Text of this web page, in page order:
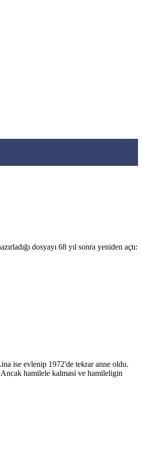
dosyayı 68 yıl sonra yeniden açtı:
ise evlenip 1972'de tekrar anne oldu.
Ancak hamilele kalmasi ve hamileligin